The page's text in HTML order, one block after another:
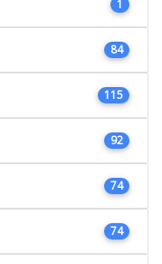
1
84
115
92
74
74